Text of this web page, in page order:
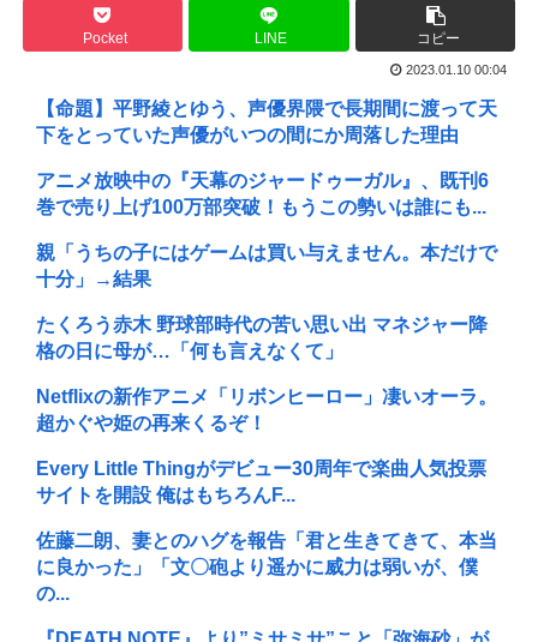
Pocket LINE コピー
2023.01.10 00:04
【命題】平野綾とゆう、声優界隈で長期間に渡って天
下をとっていた声優がいつの間にか周落した理由
アニメ放映中の『天幕のジャードゥーガル』、既刊6
巻で売り上げ100万部突破！もうこの勢いは誰にも...
親「うちの子にはゲームは買い与えません。本だけで
十分」→結果
たくろう赤木 野球部時代の苦い思い出 マネジャー降
格の日に母が…「何も言えなくて」
Netflixの新作アニメ「リボンヒーロー」凄いオーラ。
超かぐや姫の再来くるぞ！
Every Little Thingがデビュー30周年で楽曲人気投票
サイトを開設 俺はもちろんF...
佐藤二朗、妻とのハグを報告「君と生きてきて、本当
に良かった」「文〇砲より遥かに威力は弱いが、僕
の...